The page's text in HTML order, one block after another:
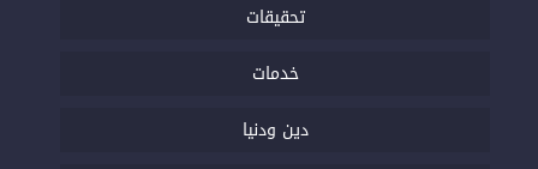
تحقيقات
خدمات
دين ودنيا